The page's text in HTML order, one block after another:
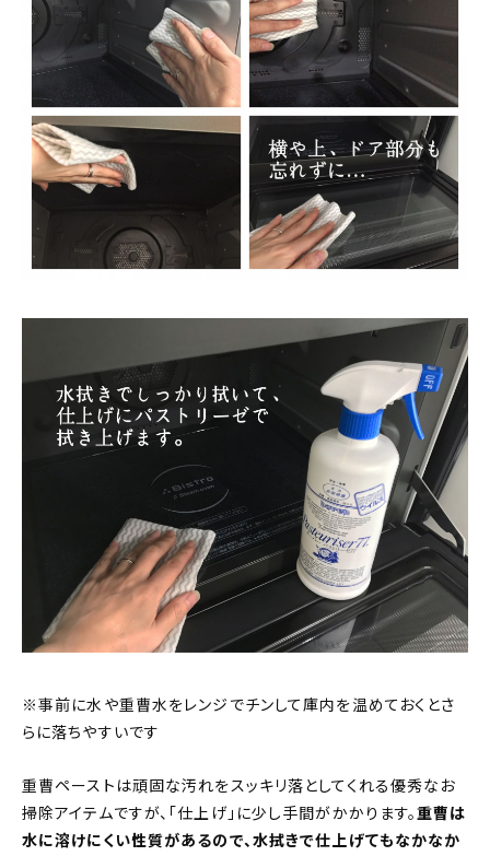
※事前に水や重曹水をレンジでチンして庫内を温めておくとさ
らに落ちやすいです
重曹ペーストは頑固な汚れをスッキリ落としてくれる優秀なお
掃除アイテムですが、「仕上げ」に少し手間がかかります。重曹は
水に溶けにくい性質があるので、水拭きで仕上げてもなかなか